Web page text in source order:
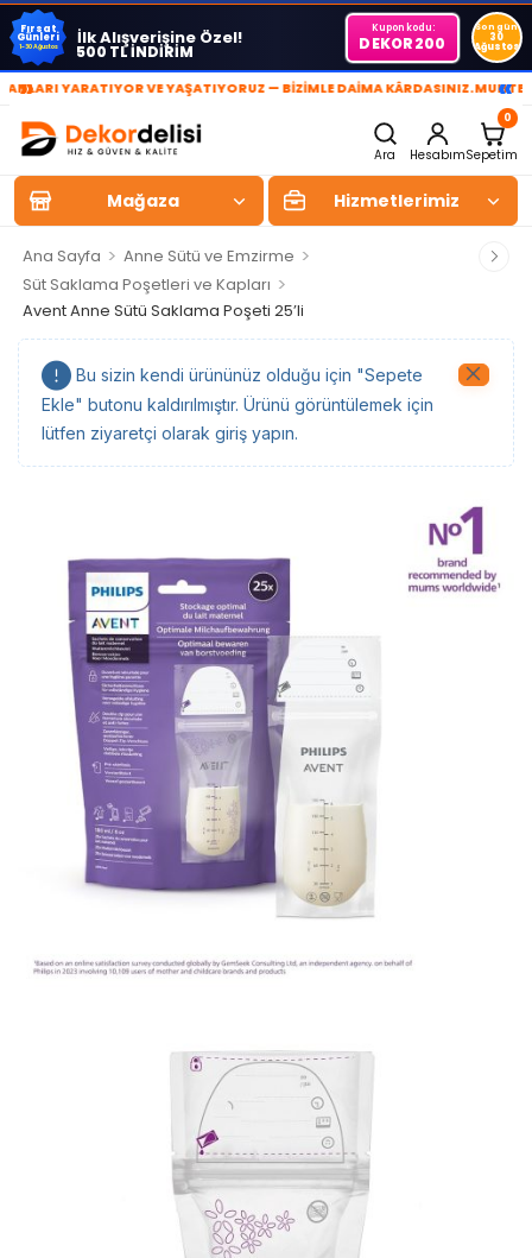
Fırsat
Günleri
1-30 Ağustos İlk Alışverişine Özel!
500 TL İNDİRİM
Kupon kodu:
DEKOR200
Son gün
30
Ağustos
» YARATIYOR VE YAŞATIYORUZ — BİZİMLE DAİMA KÂRDASINIZ. «
Ara Hesabım
0
Sepetim
Mağaza Hizmetlerimiz
Ana Sayfa > Anne Sütü ve Emzirme >
Süt Saklama Poşetleri ve Kapları >
Avent Anne Sütü Saklama Poşeti 25’li
Bu sizin kendi ürününüz olduğu için "Sepete
Ekle" butonu kaldırılmıştır. Ürünü görüntülemek için
lütfen ziyaretçi olarak giriş yapın.